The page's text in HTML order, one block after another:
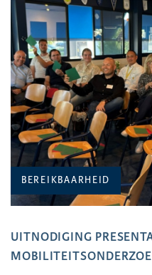
BEREIKBAARHEID
UITNODIGING